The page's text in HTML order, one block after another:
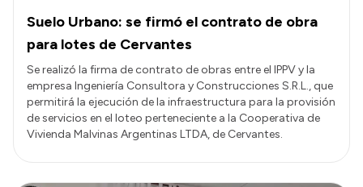
Suelo Urbano: se firmó el contrato de obra
para lotes de Cervantes
Se realizó la firma de contrato de obras entre el IPPV y la
empresa Ingeniería Consultora y Construcciones S.R.L., que
permitirá la ejecución de la infraestructura para la provisión
de servicios en el loteo perteneciente a la Cooperativa de
Vivienda Malvinas Argentinas LTDA, de Cervantes.